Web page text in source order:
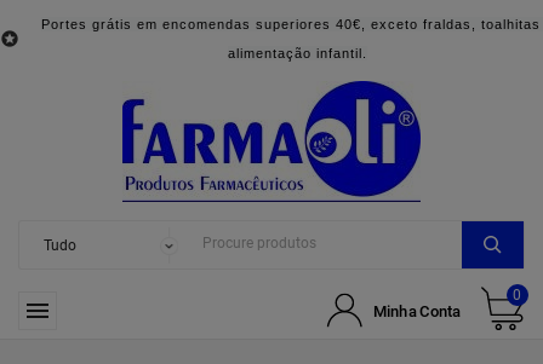

Portes grátis em encomendas superiores 40€, exceto fraldas, toalhitas
alimentação infantil.
 Minha Conta
0